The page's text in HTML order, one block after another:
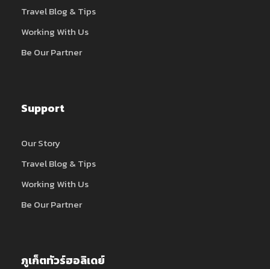
Travel Blog & Tips
Working With Us
Be Our Partner
Support
Our Story
Travel Blog & Tips
Working With Us
Be Our Partner
ภูเก็ตทัวร์ฮอลิเดย์